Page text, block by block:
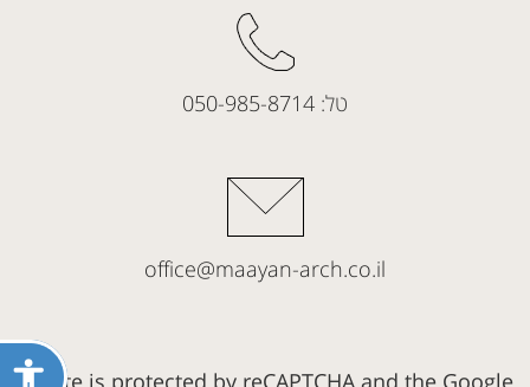
טל: 050-985-8714
office@maayan-arch.co.il
This site is protected by reCAPTCHA and the Google
פתח